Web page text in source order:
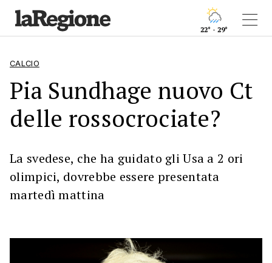
22° - 29°
CALCIO
Pia Sundhage nuovo Ct
delle rossocrociate?
La svedese, che ha guidato gli Usa a 2 ori
olimpici, dovrebbe essere presentata
martedì mattina